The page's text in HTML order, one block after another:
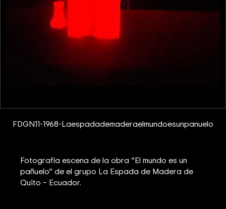
FDGN11-1968-Laespadademaderaelmundoesunpanuelo
Fotografía escena de la obra “El mundo es un
pañuelo” de el grupo La Espada de Madera de
Quito – Ecuador.